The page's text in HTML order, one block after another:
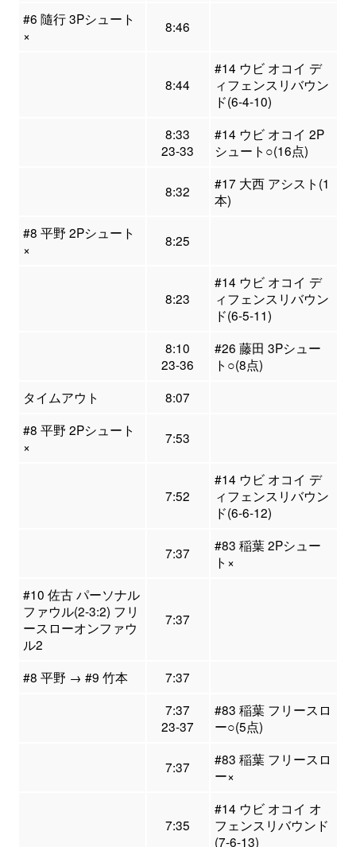
#6 隨行 3Pシュート
×
8:46
8:44
#14 ウビ オコイ デ
ィフェンスリバウン
ド(6-4-10)
8:33
23-33
#14 ウビ オコイ 2P
シュート○(16点)
8:32
#17 大西 アシスト(1
本)
#8 平野 2Pシュート
×
8:25
8:23
#14 ウビ オコイ デ
ィフェンスリバウン
ド(6-5-11)
8:10
23-36
#26 藤田 3Pシュー
ト○(8点)
タイムアウト
8:07
#8 平野 2Pシュート
×
7:53
7:52
#14 ウビ オコイ デ
ィフェンスリバウン
ド(6-6-12)
7:37
#83 稲葉 2Pシュー
ト×
#10 佐古 パーソナル
ファウル(2-3:2) フリ
ースローオンファウ
ル2
7:37
#8 平野 → #9 竹本
7:37
7:37
23-37
#83 稲葉 フリースロ
ー○(5点)
7:37
#83 稲葉 フリースロ
ー×
7:35
#14 ウビ オコイ オ
フェンスリバウンド
(7-6-13)